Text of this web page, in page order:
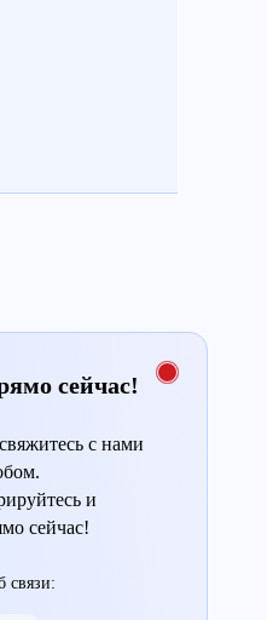
сейчас!
с нами
и
сейчас!
связи: